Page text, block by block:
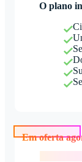
O plano